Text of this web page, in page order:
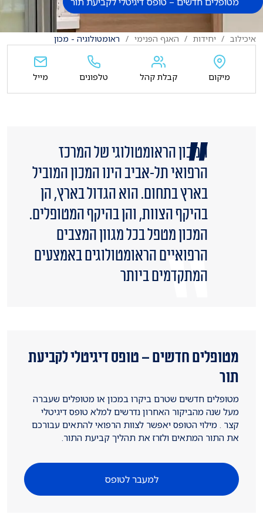
איכילוב יחידות האגף הפנימי ראומטולוגיה - מכון
המכון הראומטולוגי של המרכז
הרפואי תל-אביב הינו המכון המוביל
בארץ בתחום. הוא הגדול בארץ, הן
בהיקף הצוות, והן בהיקף המטופלים.
המכון מטפל בכל מגוון המצבים
הרפואיים הראומטולוגים באמצעים
המתקדמים ביותר
מטופלים חדשים – טופס דיגיטלי לקביעת
תור
מטופלים חדשים שטרם ביקרו במכון או מטופלים שעברה
מעל שנה מהביקור האחרון נדרשים למלא טופס דיגיטלי
קצר . מילוי הטופס יאפשר לצוות הרפואי להתאים עבורכם
את התור המתאים ולזרז את תהליך קביעת התור.
למעבר לטופס
מיקום קבלת קהל טלפונים מייל